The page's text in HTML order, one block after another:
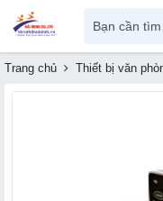
Trang chủ Thiết bị văn